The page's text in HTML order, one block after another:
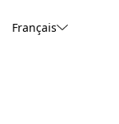
Français